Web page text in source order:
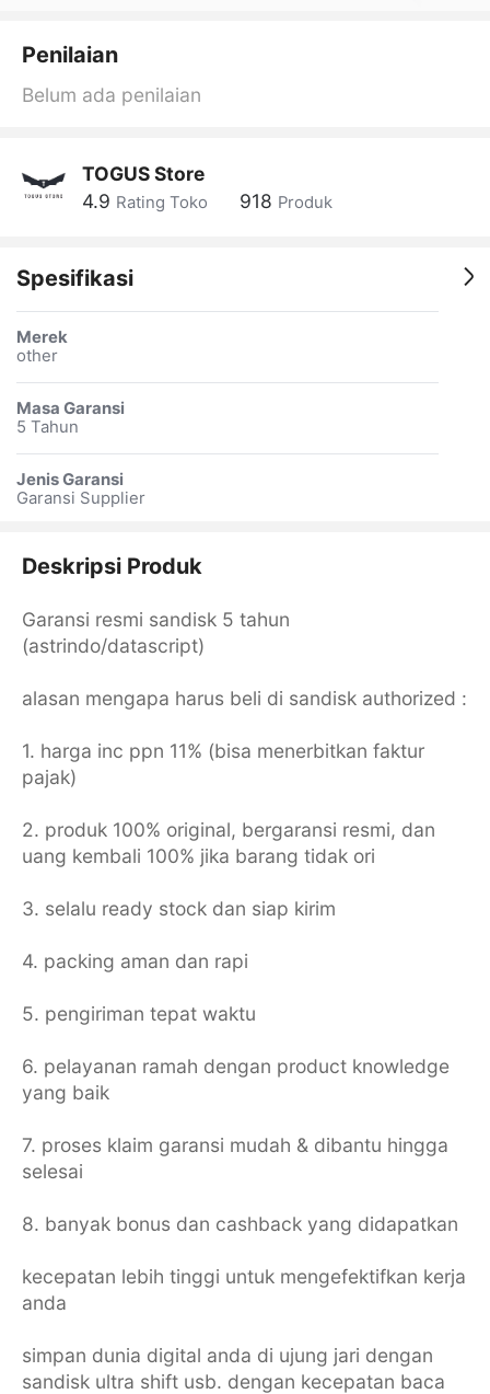
Penilaian
Belum ada penilaian
TOGUS Store
4.9 Rating Toko 918 Produk
Spesifikasi
Merek
other
Masa Garansi
5 Tahun
Jenis Garansi
Garansi Supplier
Deskripsi Produk
Garansi resmi sandisk 5 tahun
(astrindo/datascript)
alasan mengapa harus beli di sandisk authorized :
1. harga inc ppn 11% (bisa menerbitkan faktur
pajak)
2. produk 100% original, bergaransi resmi, dan
uang kembali 100% jika barang tidak ori
3. selalu ready stock dan siap kirim
4. packing aman dan rapi
5. pengiriman tepat waktu
6. pelayanan ramah dengan product knowledge
yang baik
7. proses klaim garansi mudah & dibantu hingga
selesai
8. banyak bonus dan cashback yang didapatkan
kecepatan lebih tinggi untuk mengefektifkan kerja
anda
simpan dunia digital anda di ujung jari dengan
sandisk ultra shift usb. dengan kecepatan baca